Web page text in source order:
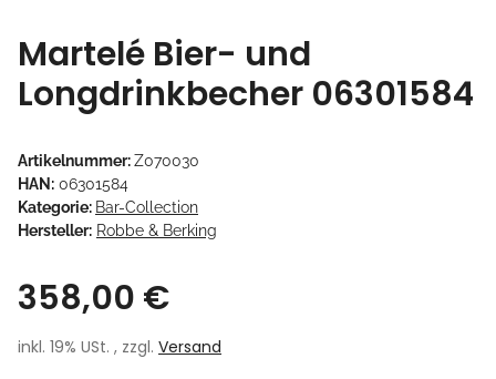
Martelé Bier- und
Longdrinkbecher 06301584
Artikelnummer:Z070030
HAN: 06301584
Kategorie: Bar-Collection
Hersteller: Robbe & Berking
358,00 €
inkl. 19% USt. , zzgl. Versand